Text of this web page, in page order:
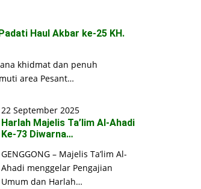
Haul Akbar ke-25 KH.
khidmat dan penuh
area Pesant…
22 September 2025
Harlah Majelis Ta’lim Al-Ahadi
Ke-73 Diwarna…
GENGGONG – Majelis Ta’lim Al-
Ahadi menggelar Pengajian
Umum dan Harlah…